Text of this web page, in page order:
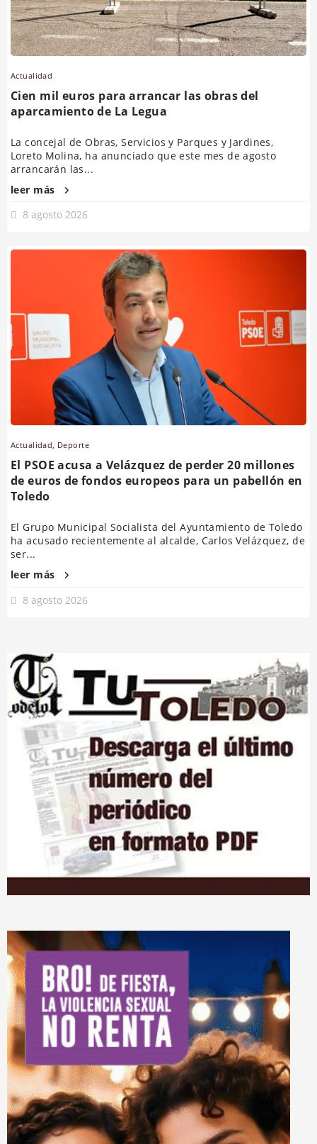
Actualidad
Cien mil euros para arrancar las obras del
aparcamiento de La Legua
La concejal de Obras, Servicios y Parques y Jardines,
Loreto Molina, ha anunciado que este mes de agosto
arrancarán las...
leer más
8 agosto 2026
Actualidad, Deporte
El PSOE acusa a Velázquez de perder 20 millones
de euros de fondos europeos para un pabellón en
Toledo
El Grupo Municipal Socialista del Ayuntamiento de Toledo
ha acusado recientemente al alcalde, Carlos Velázquez, de
ser...
leer más
8 agosto 2026